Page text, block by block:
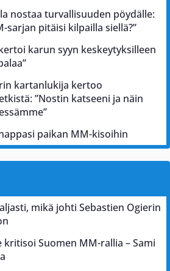
nostaa turvallisuuden pöydälle:
sarjan pitäisi kilpailla siellä?”
karun syyn keskeytyksilleen
kartanlukija kertoo
”Nostin katseeni ja näin
paikan MM-kisoihin
mikä johti Sebastien Ogierin
kritisoi Suomen MM-rallia – Sami